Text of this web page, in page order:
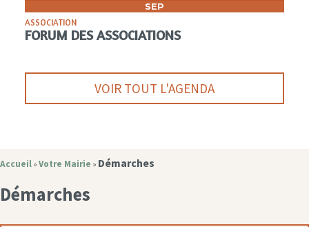
SEP
ASSOCIATION
FORUM DES ASSOCIATIONS
VOIR TOUT L'AGENDA
Accueil » Votre Mairie » Démarches
Démarches